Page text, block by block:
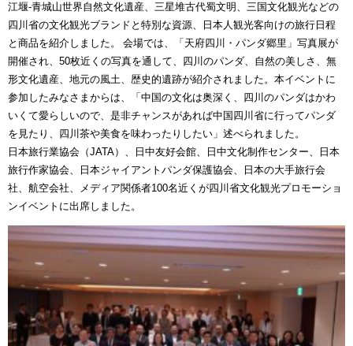
江堰-青城山世界自然文化遺産、三星堆古代蜀文明、三国文化観光などの
四川省の文化観光ブランドと特別な資源、日本人観光客向けの旅行日程
と商品を紹介しました。 会場では、「天府四川・パンダ郷里」写真展が
開催され、50枚近くの写真を通して、四川のパンダ、自然の美しさ、無
形文化遺産、地元の風土、歴史的遺跡が紹介されました。本イベントに
参加したみなさまからは、「中国の文化は奥深く、四川のパンダはかわ
いくて愛らしいので、是非チャンスがあれば中国四川省に行ってパンダ
を見たり、四川茶や美食を味わったりしたい」述べられました。
日本旅行業協会（JATA）、日中友好会館、日中文化制作センター、日本
旅行作家協会、日本ジャイアントパンダ保護協会、日本の大手旅行会
社、航空会社、メディア関係者100名近くが四川省文化観光プロモーショ
ンイベントに出席しました。